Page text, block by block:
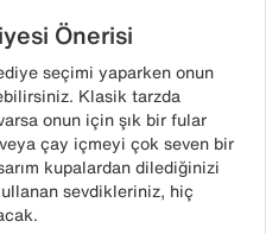
Önerisi
seçimi yaparken onun
Klasik tarzda
onun için şık bir fular
çay içmeyi çok seven bir
kupalardan dilediğinizi
sevdikleriniz, hiç